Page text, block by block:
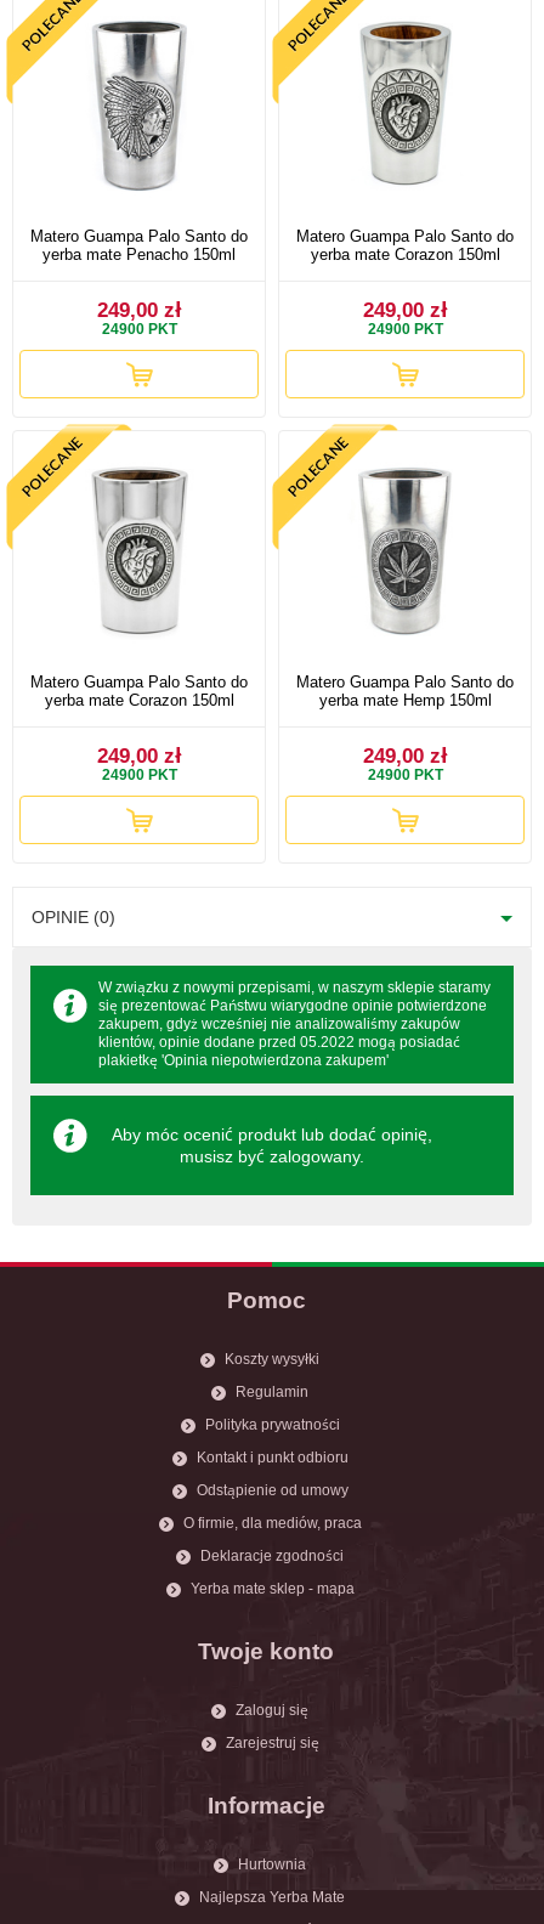
Matero Guampa Palo Santo do
yerba mate Penacho 150ml
249,00 zł
24900PKT
Matero Guampa Palo Santo do
yerba mate Corazon 150ml
249,00 zł
24900PKT
Matero Guampa Palo Santo do
yerba mate Corazon 150ml
249,00 zł
24900PKT
Matero Guampa Palo Santo do
yerba mate Hemp 150ml
249,00 zł
24900PKT
OPINIE (0)
W związku z nowymi przepisami, w naszym sklepie staramy
się prezentować Państwu wiarygodne opinie potwierdzone
zakupem, gdyż wcześniej nie analizowaliśmy zakupów
klientów, opinie dodane przed 05.2022 mogą posiadać
plakietkę 'Opinia niepotwierdzona zakupem'
Aby móc ocenić produkt lub dodać opinię,
musisz być zalogowany.
Pomoc
Koszty wysyłki
Regulamin
Polityka prywatności
Kontakt i punkt odbioru
Odstąpienie od umowy
O firmie, dla mediów, praca
Deklaracje zgodności
Yerba mate sklep - mapa
Twoje konto
Zaloguj się
Zarejestruj się
Informacje
Hurtownia
Najlepsza Yerba Mate